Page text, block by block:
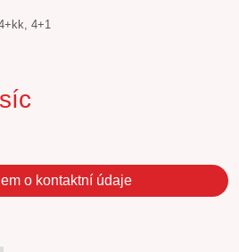
4+1
o kontaktní údaje